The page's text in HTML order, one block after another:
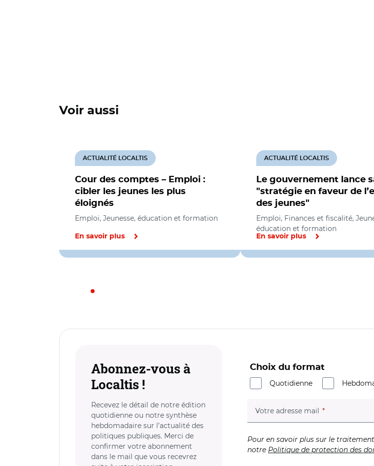
Voir aussi
Cour des comptes – Emploi :
cibler les jeunes les plus
éloignés
ACTUALITÉ LOCALTIS
Emploi, Jeunesse, éducation et formation
En savoir plus
Le gouvernement lance
"stratégie en faveur de
des jeunes"
ACTUALITÉ LOCALTIS
Emploi, Finances et fiscalité,
éducation et formation
En savoir plus
Abonnez-vous à
Localtis !
Recevez le détail de notre édition
quotidienne ou notre synthèse
hebdomadaire sur l’actualité des
politiques publiques. Merci de
confirmer votre abonnement
dans le mail que vous recevrez
Choix du format
Quotidienne
Votre adresse mail (champ
Pour en savoir plus sur le
notre Politique de protection des